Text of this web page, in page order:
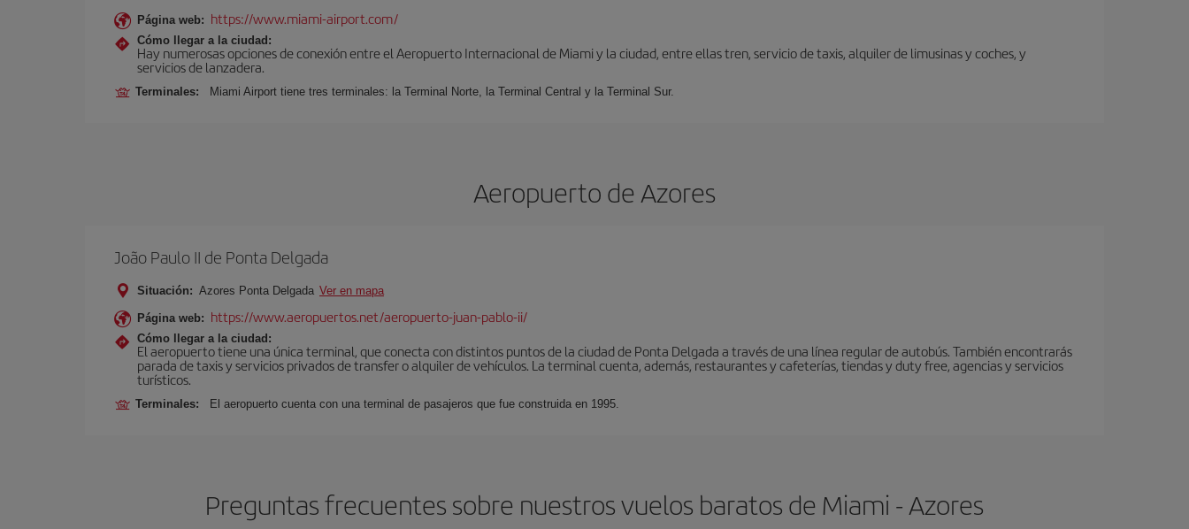
Página web: https://www.miami-airport.com/
Cómo llegar a la ciudad:
Hay numerosas opciones de conexión entre el Aeropuerto Internacional de Miami y la ciudad, entre ellas tren, servicio de taxis, alquiler de limusinas y coches, y
servicios de lanzadera.
Terminales: Miami Airport tiene tres terminales: la Terminal Norte, la Terminal Central y la Terminal Sur.
Aeropuerto de Azores
João Paulo II de Ponta Delgada
Situación: Azores Ponta Delgada Ver en mapa
Página web: https://www.aeropuertos.net/aeropuerto-juan-pablo-ii/
Cómo llegar a la ciudad:
El aeropuerto tiene una única terminal, que conecta con distintos puntos de la ciudad de Ponta Delgada a través de una línea regular de autobús. También encontrarás
parada de taxis y servicios privados de transfer o alquiler de vehículos. La terminal cuenta, además, restaurantes y cafeterías, tiendas y duty free, agencias y servicios
turísticos.
Terminales: El aeropuerto cuenta con una terminal de pasajeros que fue construida en 1995.
Preguntas frecuentes sobre nuestros vuelos baratos de Miami - Azores